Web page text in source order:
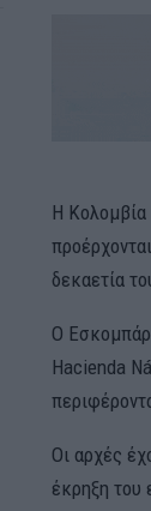
Η Κολομβία
δεκαετία
Ο Εσκομπάρ
Hacienda
Οι αρχές
έκρηξη του